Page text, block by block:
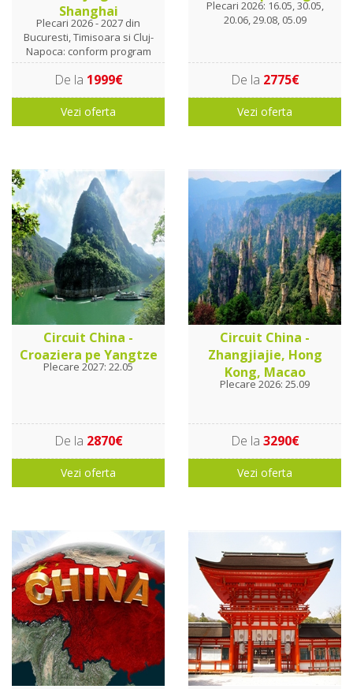
Shanghai
Plecari 2026 - 2027 din
Bucuresti, Timisoara si Cluj-
Napoca: conform program
De la 1999€
Vezi oferta
Plecari 2026: 16.05, 30.05,
20.06, 29.08, 05.09
De la 2775€
Vezi oferta
Circuit China -
Croaziera pe Yangtze
Plecare 2027: 22.05
De la 2870€
Vezi oferta
Circuit China -
Zhangjiajie, Hong
Kong, Macao
Plecare 2026: 25.09
De la 3290€
Vezi oferta